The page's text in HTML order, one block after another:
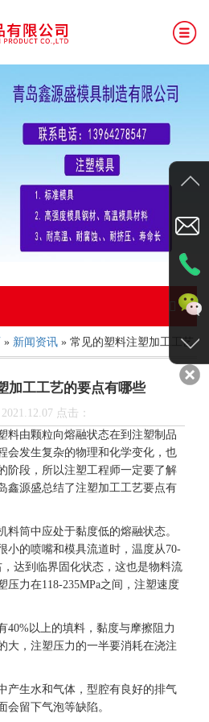
网站首页
产品展示
厂房展示
联系我们
» 新闻资讯 » 常见的塑料注塑加工工艺
加工工艺的要点有哪些
点击：
由颗粒向熔融状态在到注塑制品
会发生复杂的物理和化学变化，也
阶段，所以注塑工程师一定要了解
鑫源盛总结了注塑加工工艺要点有
筒中应处于黏度低的熔融状态。
小的喷嘴和模具流道时，温度从70-
达到临界固化状态，这也是物料流
压力在118-235MPa之间，注塑速度
以上的填料，黏度与摩擦阻力
大，注塑压力的一半要消耗在浇注
生水和气体，型腔有良好的排气
会留下气泡等缺陷。